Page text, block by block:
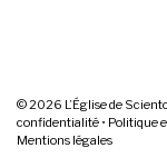
© 2026 L’Église de
confidentialité • Politique
Mentions légales